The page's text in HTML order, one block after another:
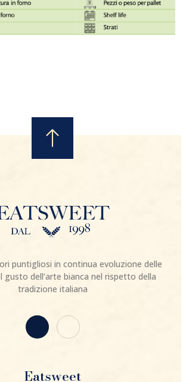
puntigliosi in continua evoluzione delle
gusto dell’arte bianca nel rispetto della
tradizione italiana
Eatsweet